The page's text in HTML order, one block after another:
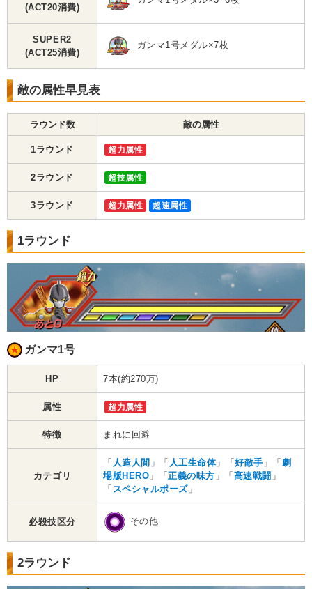
(ACT20消費)
SUPER2
(ACT25消費)
ガンマ1号メダル×7枚
敵の属性早見表
ラウンド数 敵の属性
1ラウンド 超力属性
2ラウンド 超技属性
3ラウンド 超力属性 超速属性
1ラウンド
ガンマ1号
HP 7本(約270万)
属性 超力属性
特徴 まれに回避
カテゴリ
「 人造人間 」「 人工生命体」「好敵手 」「 劇
場版HERO 」「正義の味方 」「 高速戦闘 」
「 スペシャルポーズ」
必殺技区分 その他
2ラウンド